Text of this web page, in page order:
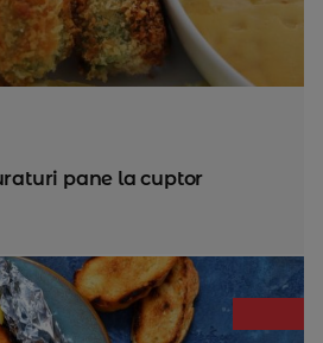
pane la cuptor